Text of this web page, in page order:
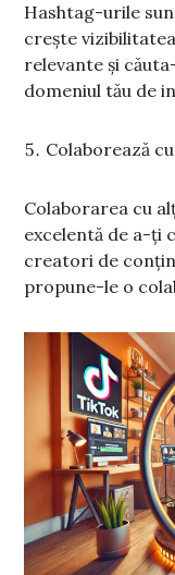
Hashtag-urile
crește
relevante și
domeniul tău de
Colaborează
Colaborarea cu
excelentă de a-ți
creatori de
propune-le o